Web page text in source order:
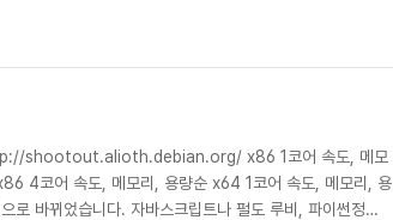
index.html
shootout.alioth.debian.org/ x86 1코어 속도, 메모
4코어 속도, 메모리, 용량순 x64 1코어 속도, 메모리, 용
로 바뀌었습니다. 자바스크립트나 펄도 루비, 파이썬정도